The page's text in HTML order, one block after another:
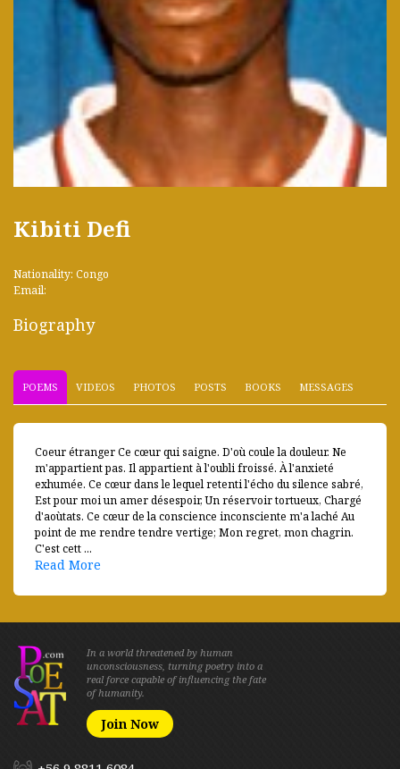
Kibiti Defi
Nationality: Congo
Email:
Biography
POEMS VIDEOS PHOTOS POSTS BOOKS MESSAGES
Coeur étranger Ce cœur qui saigne. D'où coule la douleur. Ne
m'appartient pas. Il appartient à l'oubli froissé. À l'anxieté
exhumée. Ce cœur dans le lequel retenti l'écho du silence sabré,
Est pour moi un amer désespoir, Un réservoir tortueux, Chargé
d'aoùtats. Ce cœur de la conscience inconsciente m'a laché Au
point de me rendre tendre vertige; Mon regret, mon chagrin.
C'est cett ...
Read More
In a world threatened by human
unconsciousness, turning poetry into a
real force capable of influencing the fate
of humanity.
Join Now